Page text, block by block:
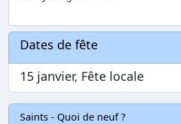
Dates de fête
15 janvier, Fête locale
Saints - Quoi de neuf ?